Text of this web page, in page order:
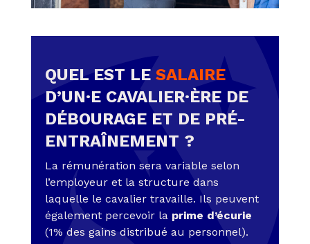
QUEL EST LE SALAIRE
D’UN·E CAVALIER·ÈRE DE
DÉBOURAGE ET DE PRÉ-
ENTRAÎNEMENT ?
La rémunération sera variable selon
l’employeur et la structure dans
laquelle le cavalier travaille. Ils peuvent
également percevoir la prime d’écurie
(1% des gains distribué au personnel).